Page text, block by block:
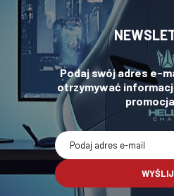
Podaj swój adres e-
otrzymywać
WYŚLIJ